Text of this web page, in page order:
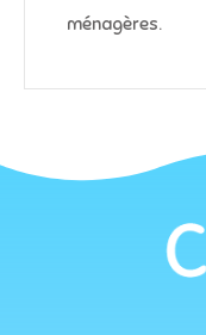
ménagères.